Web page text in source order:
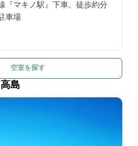
線『マキノ駅』下車、徒歩約12分
車場
空室を探す
島